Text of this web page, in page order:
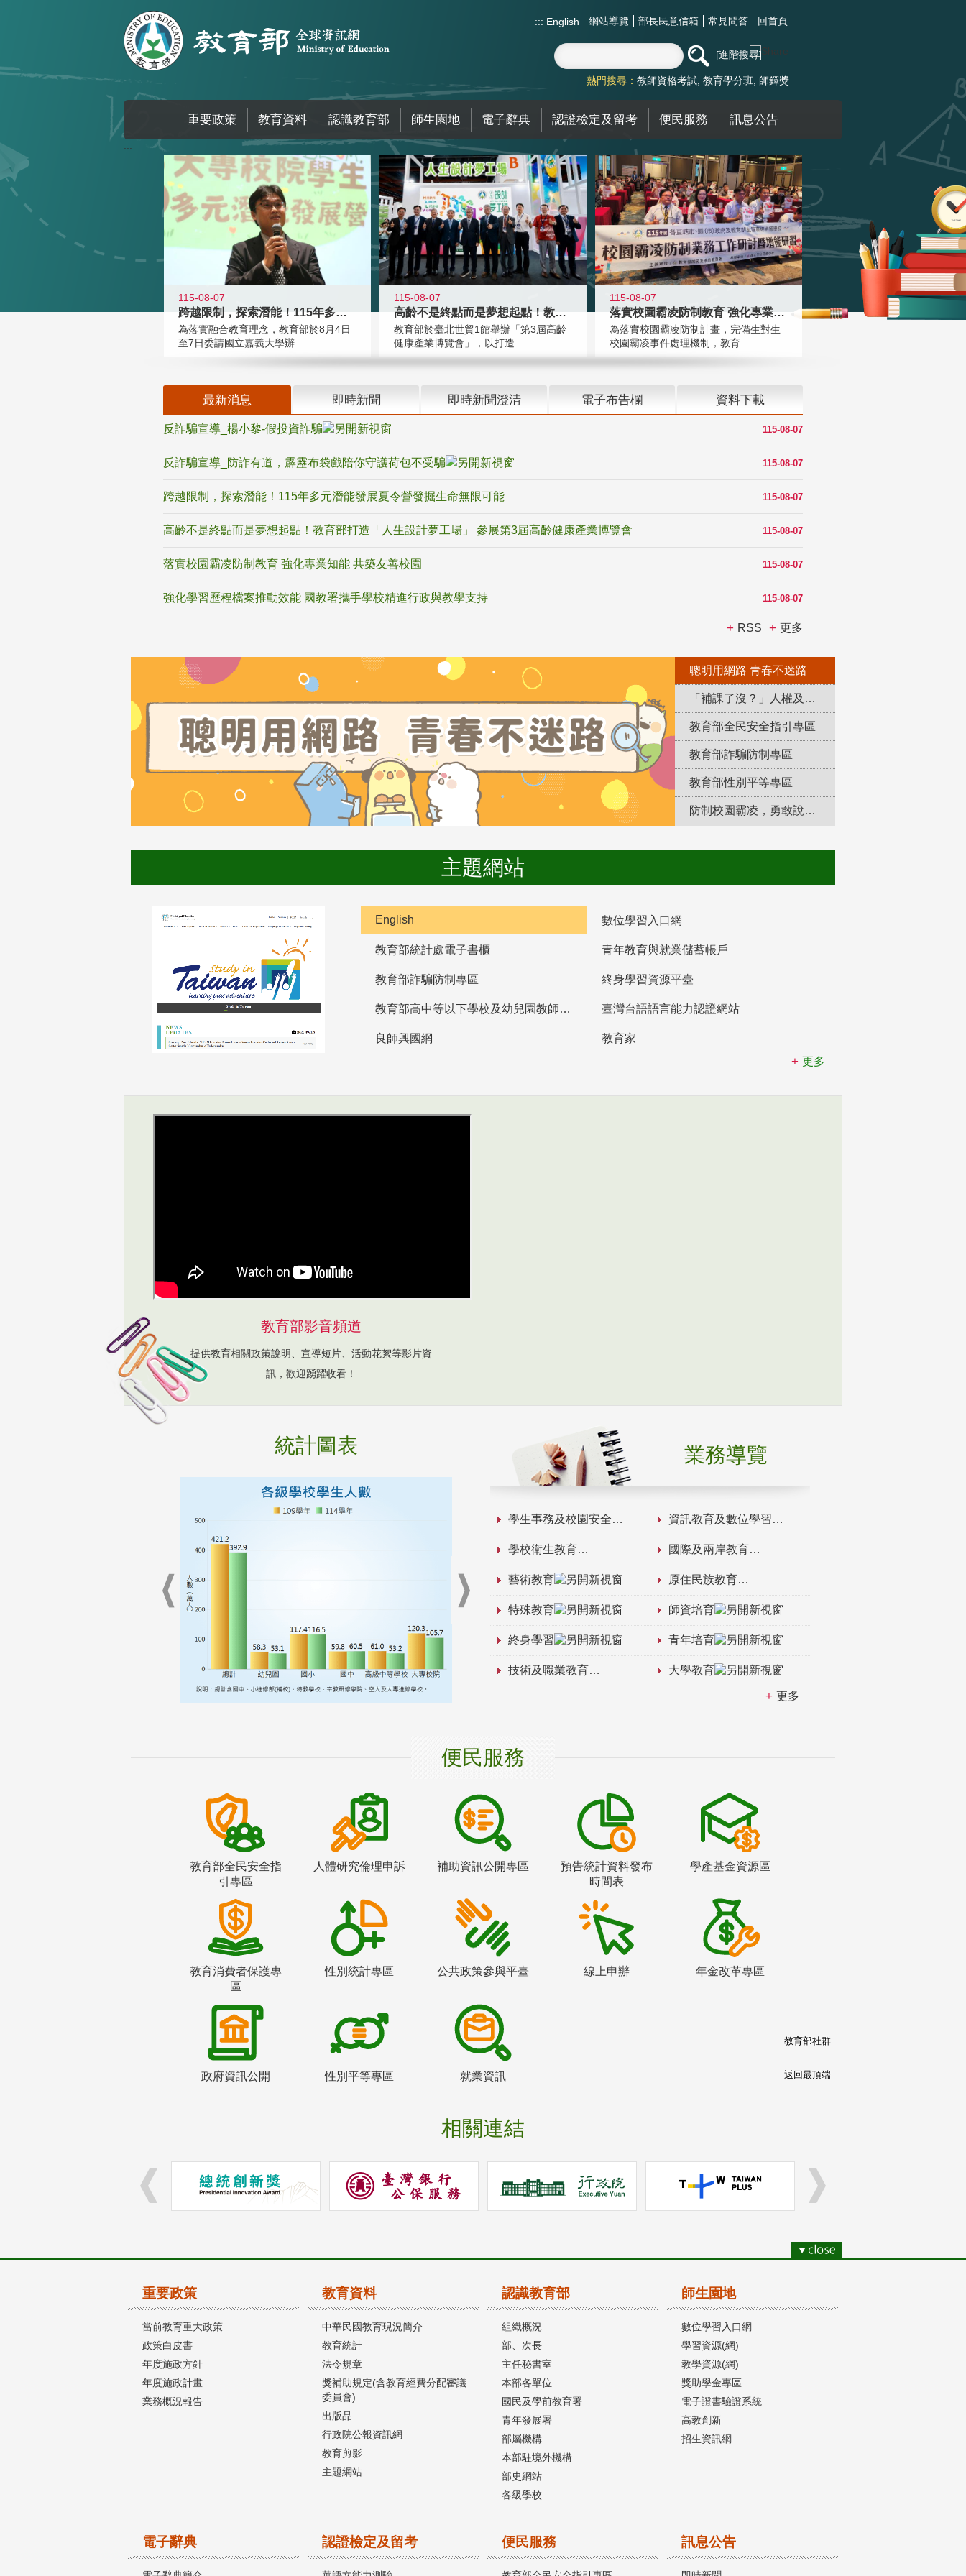
::: English 網站導覽 部長民意信箱 常見問答 回首頁
進階搜尋
熱門搜尋： 教師資格考試 教育學分班 師鐸獎
重要政策 教育資料 認識教育部 師生園地 電子辭典 認證檢定及留考 便民服務 訊息公告
:::
115-08-07
跨越限制，探索潛能！115年多元潛
為落實融合教育理念，教育部於8月4日
至7日委請國立嘉義大學辦...
115-08-07
高齡不是終點而是夢想起點！教育部打
教育部於臺北世貿1館舉辦「第3屆高齡
健康產業博覽會」，以打造...
115-08-07
落實校園霸凌防制教育 強化專業知能
為落實校園霸凌防制計畫，完備生對生
校園霸凌事件處理機制，教育...
最新消息 即時新聞 即時新聞澄清 電子布告欄 資料下載
115-08-07
反詐騙宣導_楊小黎-假投資詐騙
115-08-07
反詐騙宣導_防詐有道，霹靂布袋戲陪你守護荷包不受騙
115-08-07
跨越限制，探索潛能！115年多元潛能發展夏令營發掘生命無限可能
115-08-07
高齡不是終點而是夢想起點！教育部打造「人生設計夢工場」 參展第3屆高齡健康產業博覽會
115-08-07
落實校園霸凌防制教育 強化專業知能 共築友善校園
115-08-07
強化學習歷程檔案推動效能 國教署攜手學校精進行政與教學支持
RSS 更多
聰明用網路 青春不迷路
「補課了沒？」人權及轉型正義教育專區
教育部全民安全指引專區
教育部詐騙防制專區
教育部性別平等專區
防制校園霸凌，勇敢說出來！
主題網站
English 數位學習入口網
教育部統計處電子書櫃 青年教育與就業儲蓄帳戶
教育部詐騙防制專區 終身學習資源平臺
教育部高中等以下學校及幼兒園教師資格檢定考試 臺灣台語語言能力認證網站
良師興國網
教育家
更多
教育部影音頻道
提供教育相關政策說明、宣導短片、活動花絮等影片資
訊，歡迎踴躍收看！
統計圖表 業務導覽
學生事務及校園安全 資訊教育及數位學習
學校衛生教育 國際及兩岸教育
藝術教育 原住民族教育
特殊教育 師資培育
終身學習 青年培育
技術及職業教育 大學教育
更多
便民服務
教育部全民安全指
引專區
人體研究倫理申訴 補助資訊公開專區
預告統計資料發布
時間表
學產基金資源區
教育消費者保護專
區
性別統計專區 公共政策參與平臺 線上申辦 年金改革專區
政府資訊公開 性別平等專區 就業資訊
相關連結
教育部社群
返回最頂端
重要政策
當前教育重大政策
政策白皮書
年度施政方針
年度施政計畫
業務概況報告
教育資料
中華民國教育現況簡介
教育統計
法令規章
獎補助規定(含教育經費分配審議
委員會)
出版品
行政院公報資訊網
教育剪影
主題網站
認識教育部
組織概況
部、次長
主任秘書室
本部各單位
國民及學前教育署
青年發展署
部屬機構
本部駐境外機構
部史網站
各級學校
師生園地
數位學習入口網
學習資源(網)
教學資源(網)
獎助學金專區
電子證書驗證系統
高教創新
招生資訊網
電子辭典 認證檢定及留考 便民服務 訊息公告